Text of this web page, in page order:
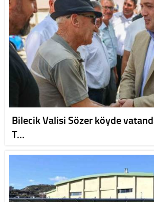
Bilecik Valisi Sözer köyde
T…